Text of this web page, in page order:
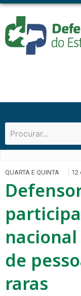
QUARTA E QUINTA 12
de
raras